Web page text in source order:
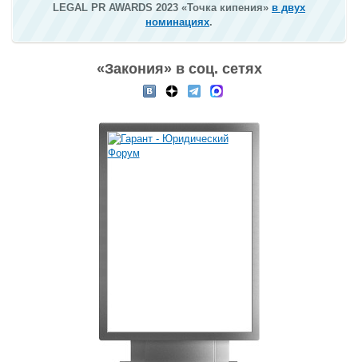
LEGAL PR AWARDS 2023 «Точка кипения» в двух
номинациях.
«Закония» в соц. сетях